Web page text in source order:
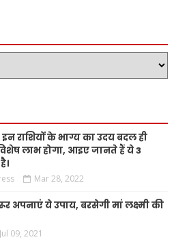
इन राशियों के भाग्य का उदय बदल ही
लाभ होगा, आइए जानते हैं ये 3
Mar 28, 2022
अपनाएं ये उपाय, बरसेगी मां लक्ष्मी की
Jul 09, 2021